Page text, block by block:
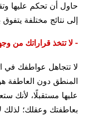
حاول أن تحكم عليها
إلى نتائج مختلفة
- لا تتخذ قراراتك من
لا تتجاهل عواطفك في
المنطق دون العاطفة
عليها مستقبلًا، لأنك
بعاطفتك وعقلك؛ لذلك